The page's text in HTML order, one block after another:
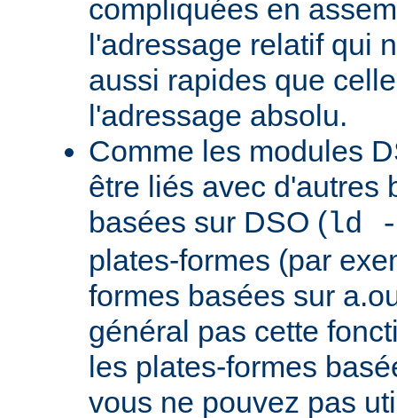
compliquées en
l'adressage relatif qui
aussi rapides que
l'adressage absolu.
Comme les modules
être liés avec d'autres
basées sur DSO (ld
plates-formes (par
formes basées sur
général pas cette
les plates-formes
vous ne pouvez pas